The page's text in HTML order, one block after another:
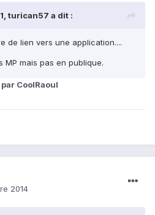
turican57 a dit :
de lien vers une application....
MP mais pas en publique.
par CoolRaoul
2014